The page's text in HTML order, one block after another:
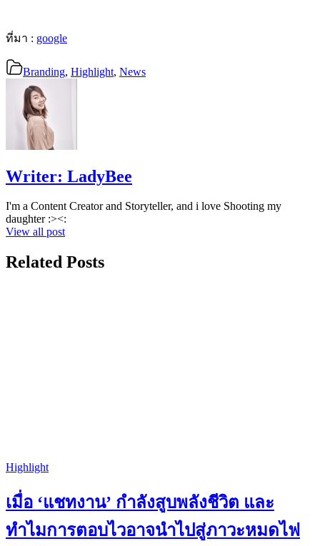
ที่มา : google
Branding, Highlight, News
Writer: LadyBee
I'm a Content Creator and Storyteller, and i love Shooting my
daughter :><:
View all post
Related Posts
Highlight
เมื่อ ‘แชทงาน’ กำลังสูบพลังชีวิต และ
ทำไมการตอบไวอาจนำไปสู่ภาวะหมดไฟ